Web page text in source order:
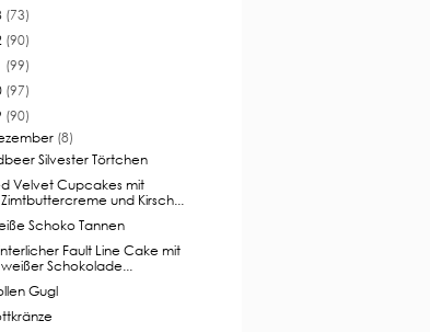
(73)
(90)
(99)
(97)
(90)
(8)
Silvester Törtchen
Velvet Cupcakes mit
Zimtbuttercreme und Kirsch...
Schoko Tannen
Fault Line Cake mit
weißer Schokolade...
Gugl